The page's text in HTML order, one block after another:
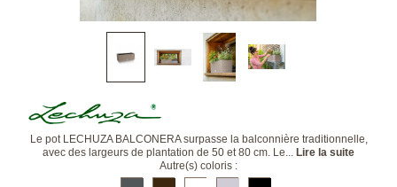
Le pot LECHUZA BALCONERA surpasse la balconnière traditionnelle,
avec des largeurs de plantation de 50 et 80 cm. Le... Lire la suite
Autre(s) coloris :